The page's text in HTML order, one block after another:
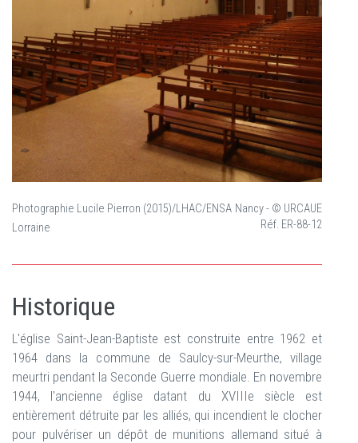
Photographie Lucile Pierron (2015)/LHAC/ENSA Nancy - © URCAUE
Lorraine
Réf. ER-88-12
Historique
L'église Saint-Jean-Baptiste est construite entre 1962 et
1964 dans la commune de Saulcy-sur-Meurthe, village
meurtri pendant la Seconde Guerre mondiale. En novembre
1944, l'ancienne église datant du XVIIIe siècle est
entièrement détruite par les alliés, qui incendient le clocher
pour pulvériser un dépôt de munitions allemand situé à